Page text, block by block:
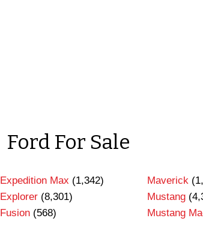
Ford For Sale
Expedition Max (1,342)
Explorer(8,301)
Fusion(568)
Maverick
Mustang
Mustang